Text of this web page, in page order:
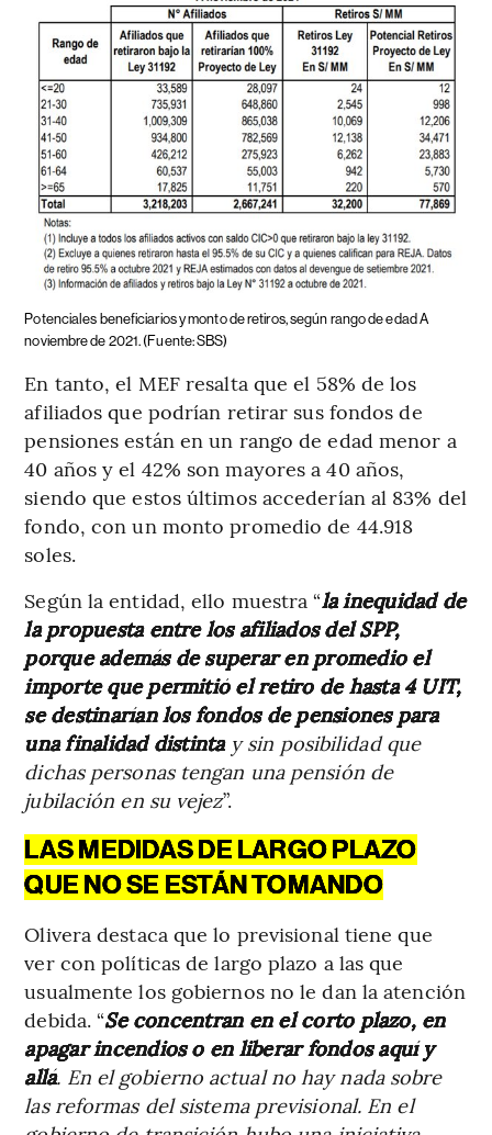
Potenciales beneficiarios y monto de retiros, según rango de edad A
noviembre de 2021. (Fuente: SBS)
En tanto, el MEF resalta que el 58% de los
afiliados que podrían retirar sus fondos de
pensiones están en un rango de edad menor a
40 años y el 42% son mayores a 40 años,
siendo que estos últimos accederían al 83% del
fondo, con un monto promedio de 44.918
soles.
Según la entidad, ello muestra “la inequidad de
la propuesta entre los afiliados del SPP,
porque además de superar en promedio el
importe que permitió el retiro de hasta 4 UIT,
se destinarían los fondos de pensiones para
una finalidad distinta y sin posibilidad que
dichas personas tengan una pensión de
jubilación en su vejez”.
LAS MEDIDAS DE LARGO PLAZO
QUE NO SE ESTÁN TOMANDO
Olivera destaca que lo previsional tiene que
ver con políticas de largo plazo a las que
usualmente los gobiernos no le dan la atención
debida. “Se concentran en el corto plazo, en
apagar incendios o en liberar fondos aquí y
allá. En el gobierno actual no hay nada sobre
las reformas del sistema previsional. En el